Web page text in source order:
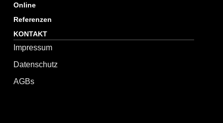
Online
Referenzen
KONTAKT
Impressum
Datenschutz
AGBs